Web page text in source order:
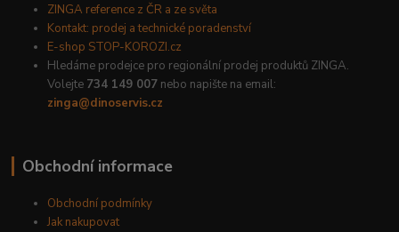
ZINGA reference z ČR a ze světa
Kontakt: prodej a technické poradenství
E-shop STOP-KOROZI.cz
Hledáme prodejce pro regionální prodej produktů ZINGA.
Volejte 734 149 007 nebo napište na email:
zinga@dinoservis.cz
Obchodní informace
Obchodní podmínky
Jak nakupovat